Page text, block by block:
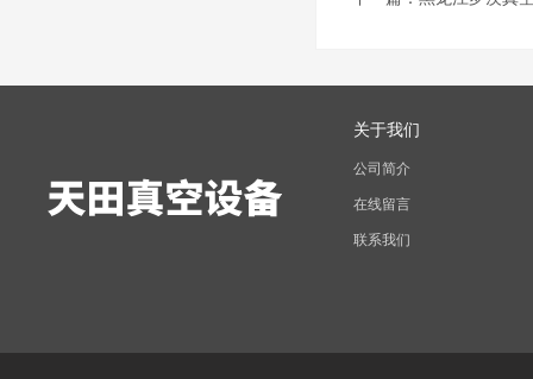
关于我们
公司简介
在线留言
联系我们